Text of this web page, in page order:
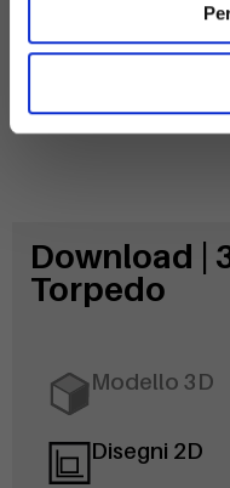
Download |
Torpedo
Modello 3D
Disegni 2D